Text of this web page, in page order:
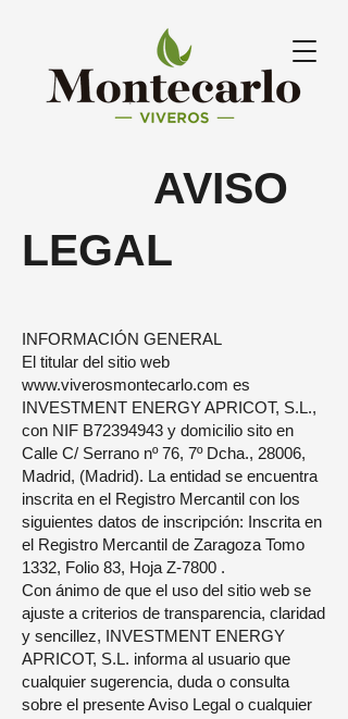
AVISO
LEGAL
INFORMACIÓN GENERAL
El titular del sitio web
www.viverosmontecarlo.com es
INVESTMENT ENERGY APRICOT, S.L.,
con NIF B72394943 y domicilio sito en
Calle C/ Serrano nº 76, 7º Dcha., 28006,
Madrid, (Madrid). La entidad se encuentra
inscrita en el Registro Mercantil con los
siguientes datos de inscripción: Inscrita en
el Registro Mercantil de Zaragoza Tomo
1332, Folio 83, Hoja Z-7800 .
Con ánimo de que el uso del sitio web se
ajuste a criterios de transparencia, claridad
y sencillez, INVESTMENT ENERGY
APRICOT, S.L. informa al usuario que
cualquier sugerencia, duda o consulta
sobre el presente Aviso Legal o cualquier